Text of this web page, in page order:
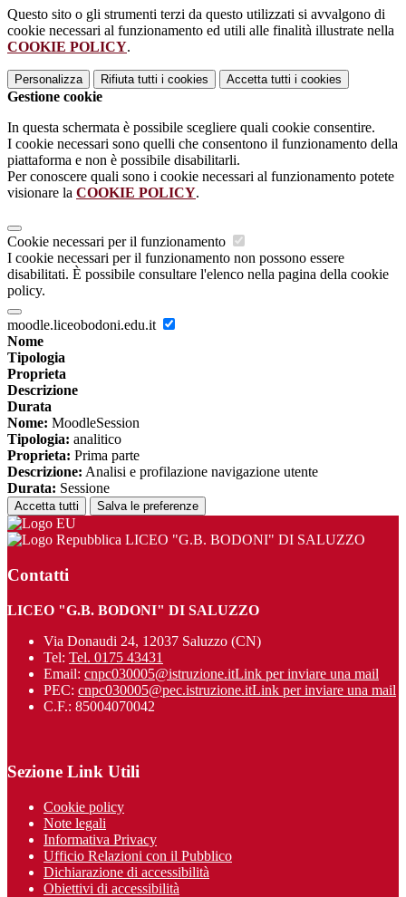
Questo sito o gli strumenti terzi da questo utilizzati si avvalgono di
cookie necessari al funzionamento ed utili alle finalità illustrate nella
COOKIE POLICY.
Personalizza Rifiuta tutti i cookies Accetta tutti i cookies
Gestione cookie
In questa schermata è possibile scegliere quali cookie consentire.
I cookie necessari sono quelli che consentono il funzionamento della
piattaforma e non è possibile disabilitarli.
Per conoscere quali sono i cookie necessari al funzionamento potete
visionare la COOKIE POLICY.
Cookie necessari per il funzionamento
I cookie necessari per il funzionamento non possono essere
disabilitati. È possibile consultare l'elenco nella pagina della cookie
policy.
moodle.liceobodoni.edu.it
Nome
Tipologia
Proprieta
Descrizione
Durata
Nome: MoodleSession
Tipologia: analitico
Proprieta: Prima parte
Descrizione: Analisi e profilazione navigazione utente
Durata: Sessione
Accetta tutti Salva le preferenze
LICEO "G.B. BODONI" DI SALUZZO
Contatti
LICEO "G.B. BODONI" DI SALUZZO
Via Donaudi 24, 12037 Saluzzo (CN)
Tel: Tel. 0175 43431
Email: cnpc030005@istruzione.itLink per inviare una mail
PEC: cnpc030005@pec.istruzione.itLink per inviare una mail
C.F.: 85004070042
Sezione Link Utili
Cookie policy
Note legali
Informativa Privacy
Ufficio Relazioni con il Pubblico
Dichiarazione di accessibilità
Obiettivi di accessibilità